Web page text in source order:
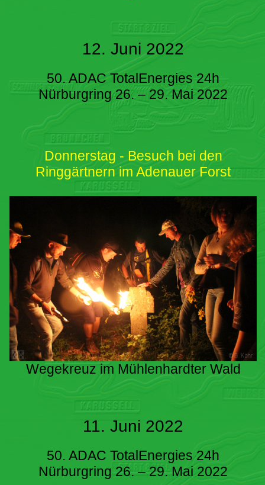
12. Juni 2022
50. ADAC TotalEnergies 24h
Nürburgring 26. – 29. Mai 2022
Donnerstag - Besuch bei den
Ringgärtnern im Adenauer Forst
Wegekreuz im Mühlenhardter Wald
11. Juni 2022
50. ADAC TotalEnergies 24h
Nürburgring 26. – 29. Mai 2022